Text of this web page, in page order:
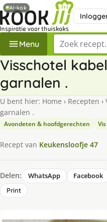
Menu Zoek een
Visschotel
garnalen .
U bent hier: Home › Recepten ›
garnalen .
Avondeten & hoofdgerechten
Recept van Keukensloofje 47
Delen: WhatsApp Facebook
Print
AI-kok